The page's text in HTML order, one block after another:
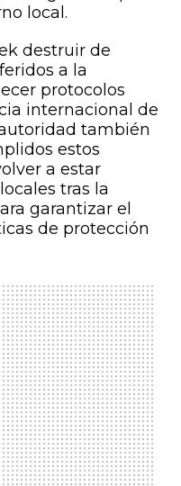
local.
destruir de
a la
protocolos
internacional de
también
estos
a estar
tras la
garantizar el
de protección